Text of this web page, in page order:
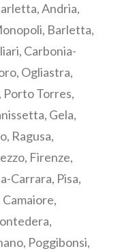
Andria,
Barletta,
Carbonia-
Ogliastra,
Porto Torres,
Gela,
Ragusa,
Firenze,
Carrara, Pisa,
Poggibonsi,